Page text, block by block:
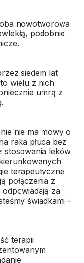
nowotworowa
podobnie
siedem lat
wielu z nich
umrą z
nie ma mowy o
raka płuca bez
stosowania leków
terapeutyczne
połączenia z
odpowiadają za
świadkami –
terapii